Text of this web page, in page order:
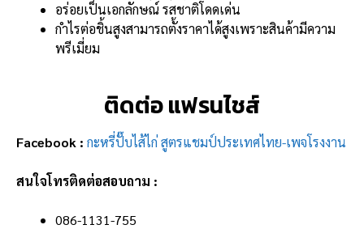
อร่อยเป็นเอกลักษณ์ รสชาติโดดเด่น
กำไรต่อชิ้นสูงสามารถตั้งราคาได้สูงเพราะสินค้ามีความ
พรีเมี่ยม
ติดต่อ แฟรนไชส์
Facebook : กะหรี่ปั๊บไส้ไก่ สูตรแชมป์ประเทศไทย-เพจโรงงาน
สนใจโทรติดต่อสอบถาม :
086-1131-755